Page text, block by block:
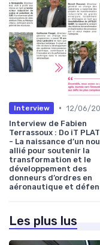
Interview • 12/06/
Interview de Fabien
Terrassoux : Do iT
- La naissance d’un
allié pour soutenir la
transformation et le
développement des
donneurs d’ordres en
aéronautique et
Les plus lus